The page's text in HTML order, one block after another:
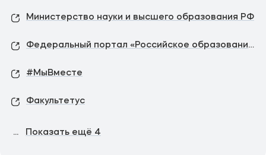
Министерство науки и высшего образования РФ
Федеральный портал «Российское образование»
#МыВместе
Факультетус
... Показать ещё 4